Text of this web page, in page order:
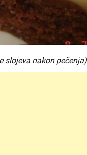
slojeva nakon pečenja)